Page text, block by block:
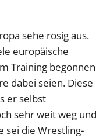
sehe rosig aus.
europäische
Training begonnen
dabei seien. Diese
er selbst
sehr weit weg und
sei die Wrestling-